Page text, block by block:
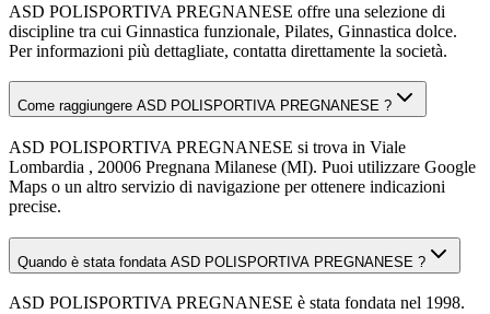
ASD POLISPORTIVA PREGNANESE offre una selezione di
discipline tra cui Ginnastica funzionale, Pilates, Ginnastica dolce.
Per informazioni più dettagliate, contatta direttamente la società.
Come raggiungere ASD POLISPORTIVA PREGNANESE ?
ASD POLISPORTIVA PREGNANESE si trova in Viale
Lombardia , 20006 Pregnana Milanese (MI). Puoi utilizzare Google
Maps o un altro servizio di navigazione per ottenere indicazioni
precise.
Quando è stata fondata ASD POLISPORTIVA PREGNANESE ?
ASD POLISPORTIVA PREGNANESE è stata fondata nel 1998.